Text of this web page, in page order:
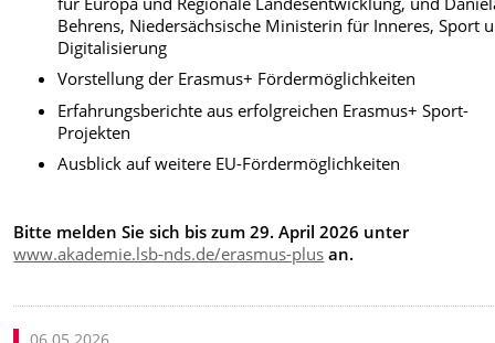
Behrens, Niedersächsische Ministerin für Inneres, Sport
Digitalisierung
Vorstellung der Erasmus+ Fördermöglichkeiten
Erfahrungsberichte aus erfolgreichen Erasmus+ Sport-
Projekten
Ausblick auf weitere EU-Fördermöglichkeiten
Bitte melden Sie sich bis zum 29. April 2026 unter
www.akademie.lsb-nds.de/erasmus-plus an.